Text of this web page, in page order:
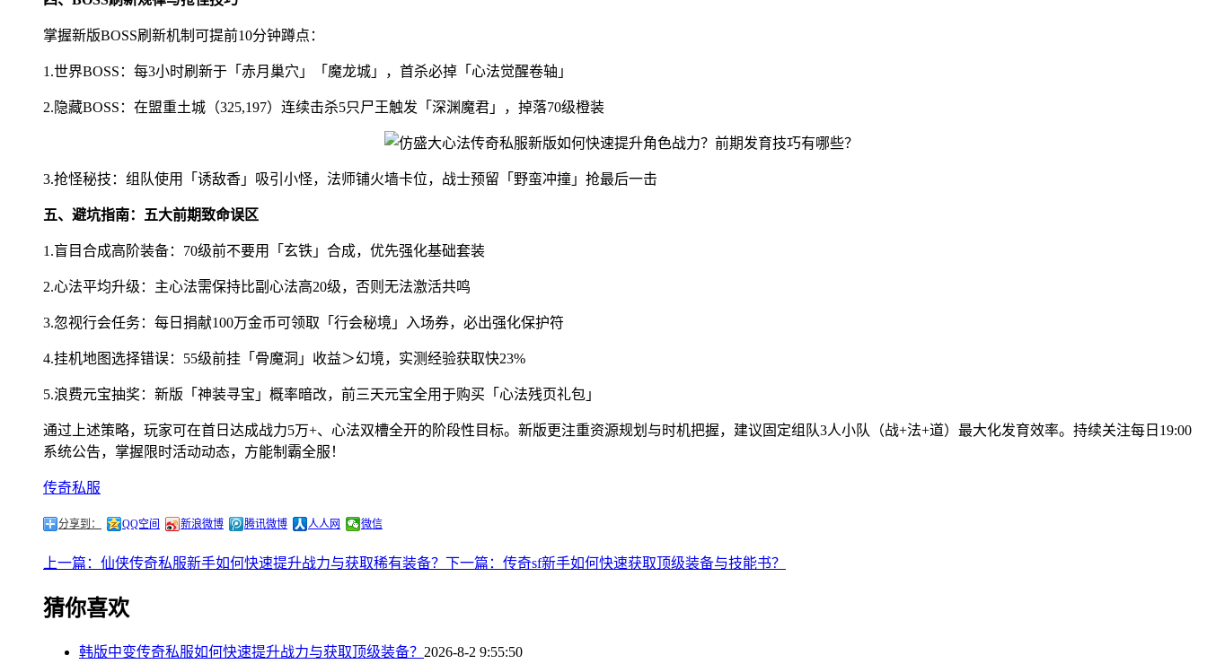
掌握新版BOSS刷新机制可提前10分钟蹲点：
1.世界BOSS：每3小时刷新于「赤月巢穴」「魔龙城」，首杀必掉「心法觉醒卷轴」
2.隐藏BOSS：在盟重土城（325,197）连续击杀5只尸王触发「深渊魔君」，掉落70级橙装
3.抢怪秘技：组队使用「诱敌香」吸引小怪，法师铺火墙卡位，战士预留「野蛮冲撞」抢最后一击
五、避坑指南：五大前期致命误区
1.盲目合成高阶装备：70级前不要用「玄铁」合成，优先强化基础套装
2.心法平均升级：主心法需保持比副心法高20级，否则无法激活共鸣
3.忽视行会任务：每日捐献100万金币可领取「行会秘境」入场券，必出强化保护符
4.挂机地图选择错误：55级前挂「骨魔洞」收益＞幻境，实测经验获取快23%
5.浪费元宝抽奖：新版「神装寻宝」概率暗改，前三天元宝全用于购买「心法残页礼包」
通过上述策略，玩家可在首日达成战力5万+、心法双槽全开的阶段性目标。新版更注重资源规划与时机把握，建议固定组队3人小队（战+法+道）最大化发育效率。持续关注每日19:00
系统公告，掌握限时活动动态，方能制霸全服！
传奇私服
分享到： QQ空间 新浪微博 腾讯微博 人人网 微信
上一篇：仙侠传奇私服新手如何快速提升战力与获取稀有装备？ 下一篇：传奇sf新手如何快速获取顶级装备与技能书？
猜你喜欢
韩版中变传奇私服如何快速提升战力与获取顶级装备？ 2026-8-2 9:55:50